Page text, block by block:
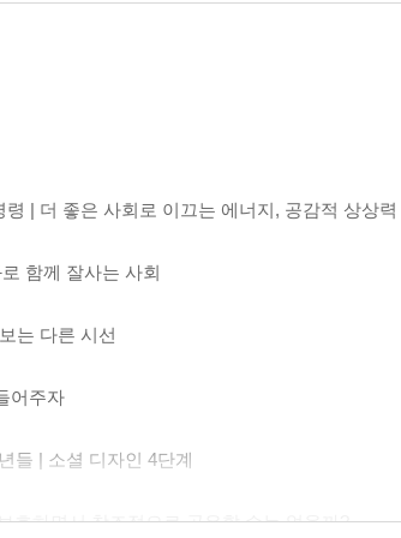
| 더 좋은 사회로 이끄는 에너지, 공감적 상상력
함께 잘사는 사회
는 다른 시선
어주자
들 | 소셜 디자인 4단계
호하면서 창조적으로 공유할 수는 없을까?